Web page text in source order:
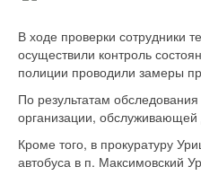
В ходе проверки сотрудники
осуществили контроль
полиции проводили замеры
По результатам
организации, обслуживающей
Кроме того, в прокуратуру
автобуса в п. Максимовский